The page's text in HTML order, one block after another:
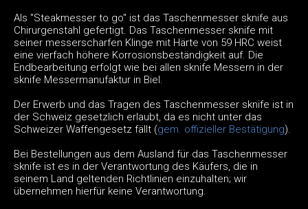
Als "Steakmesser to go" ist das Taschenmesser sknife aus
Chirurgenstahl gefertigt. Das Taschenmesser sknife mit
seiner messerscharfen Klinge mit Härte von 59 HRC weist
eine vierfach höhere Korrosionsbeständigkeit auf. Die
Endbearbeitung erfolgt wie bei allen sknife Messern in der
sknife Messermanufaktur in Biel.
Der Erwerb und das Tragen des Taschenmesser sknife ist in
der Schweiz gesetzlich erlaubt, da es nicht unter das
Schweizer Waffengesetz fällt (gem. offizieller Bestätigung).
Bei Bestellungen aus dem Ausland für das Taschenmesser
sknife ist es in der Verantwortung des Käufers, die in
seinem Land geltenden Richtlinien einzuhalten; wir
übernehmen hierfür keine Verantwortung.